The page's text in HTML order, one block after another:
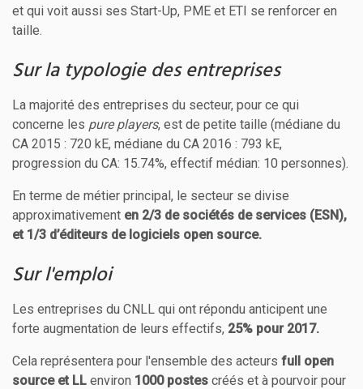
et qui voit aussi ses Start-Up, PME et ETI se renforcer en
taille.
Sur la typologie des entreprises
La majorité des entreprises du secteur, pour ce qui
concerne les pure players, est de petite taille (médiane du
CA 2015 : 720 kE, médiane du CA 2016 : 793 kE,
progression du CA: 15.74%, effectif médian: 10 personnes).
En terme de métier principal, le secteur se divise
approximativement en 2/3 de sociétés de services (ESN),
et 1/3 d’éditeurs de logiciels open source.
Sur l'emploi
Les entreprises du CNLL qui ont répondu anticipent une
forte augmentation de leurs effectifs, 25% pour 2017.
Cela représentera pour l'ensemble des acteurs full open
source et LL environ 1000 postes créés et à pourvoir pour